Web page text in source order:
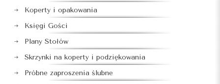
Koperty i opakowania
Księgi Gości
Plany Stołów
Skrzynki na koperty i podziękowania
Próbne zaproszenia ślubne